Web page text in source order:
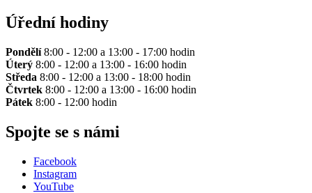
Úřední hodiny
Pondělí8:00 - 12:00 a 13:00 - 17:00 hodin
Úterý 8:00 - 12:00 a 13:00 - 16:00 hodin
Středa 8:00 - 12:00 a 13:00 - 18:00 hodin
Čtvrtek 8:00 - 12:00 a 13:00 - 16:00 hodin
Pátek 8:00 - 12:00 hodin
Spojte se s námi
Facebook
Instagram
YouTube